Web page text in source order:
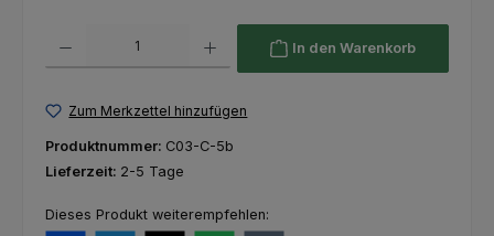
In den Warenkorb
Zum Merkzettel hinzufügen
Produktnummer: C03-C-5b
Lieferzeit: 2-5 Tage
Dieses Produkt weiterempfehlen: